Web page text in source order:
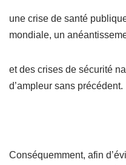
une crise de santé
mondiale, un
et des crises de sécurité
d’ampleur sans précédent.
Conséquemment, afin